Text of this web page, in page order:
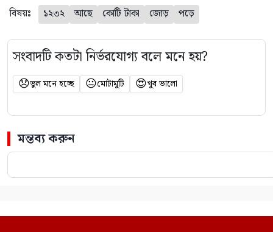
বিষয়ঃ ১২৩২ আছে কোটি টাকা জোড় পড়ে
সংবাদটি কতটা নির্ভরযোগ্য বলে মনে হয়?
😞ভুল মনে হচ্ছে 😐মোটামুটি 😍খুব ভালো
মন্তব্য করুন